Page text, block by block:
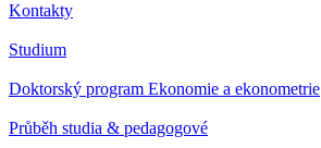
Kontakty
Studium
Doktorský program Ekonomie a ekonometrie
Průběh studia & pedagogové